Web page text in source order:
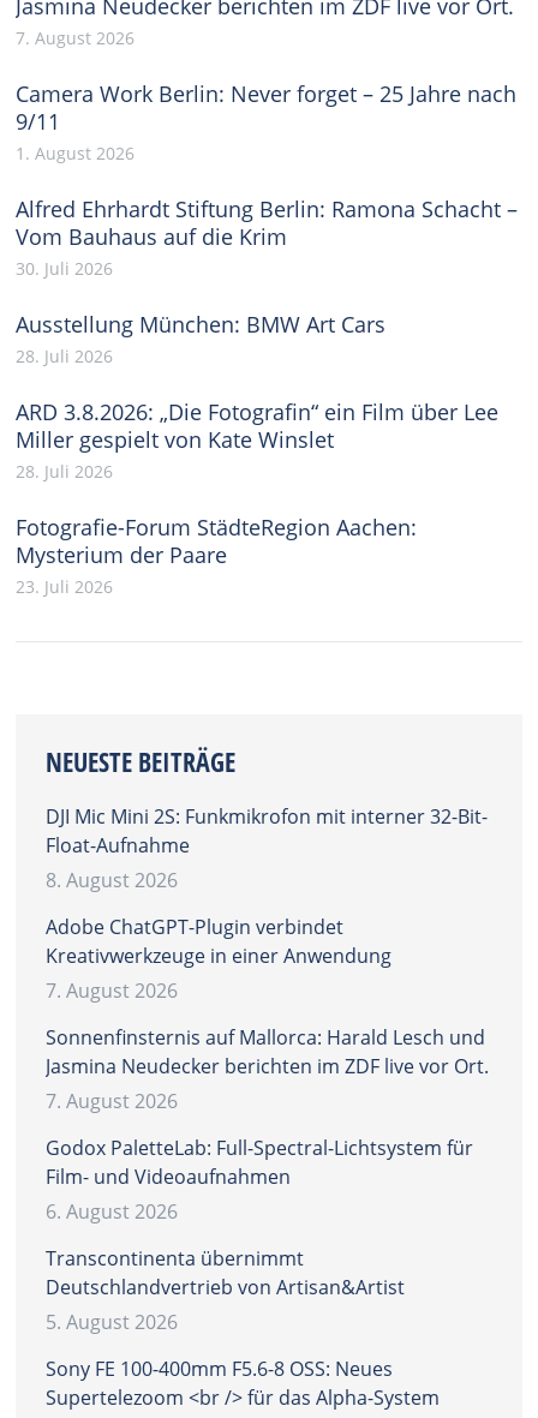
Jasmina Neudecker berichten im ZDF live vor Ort.
7. August 2026
Camera Work Berlin: Never forget – 25 Jahre nach
9/11
1. August 2026
Alfred Ehrhardt Stiftung Berlin: Ramona Schacht –
Vom Bauhaus auf die Krim
30. Juli 2026
Ausstellung München: BMW Art Cars
28. Juli 2026
ARD 3.8.2026: „Die Fotografin“ ein Film über Lee
Miller gespielt von Kate Winslet
28. Juli 2026
Fotografie-Forum StädteRegion Aachen:
Mysterium der Paare
23. Juli 2026
NEUESTE BEITRÄGE
DJI Mic Mini 2S: Funkmikrofon mit interner 32-Bit-
Float-Aufnahme
8. August 2026
Adobe ChatGPT-Plugin verbindet
Kreativwerkzeuge in einer Anwendung
7. August 2026
Sonnenfinsternis auf Mallorca: Harald Lesch und
Jasmina Neudecker berichten im ZDF live vor Ort.
7. August 2026
Godox PaletteLab: Full-Spectral-Lichtsystem für
Film- und Videoaufnahmen
6. August 2026
Transcontinenta übernimmt
Deutschlandvertrieb von Artisan&Artist
5. August 2026
Sony FE 100-400mm F5.6-8 OSS: Neues
Supertelezoom <br /> für das Alpha-System